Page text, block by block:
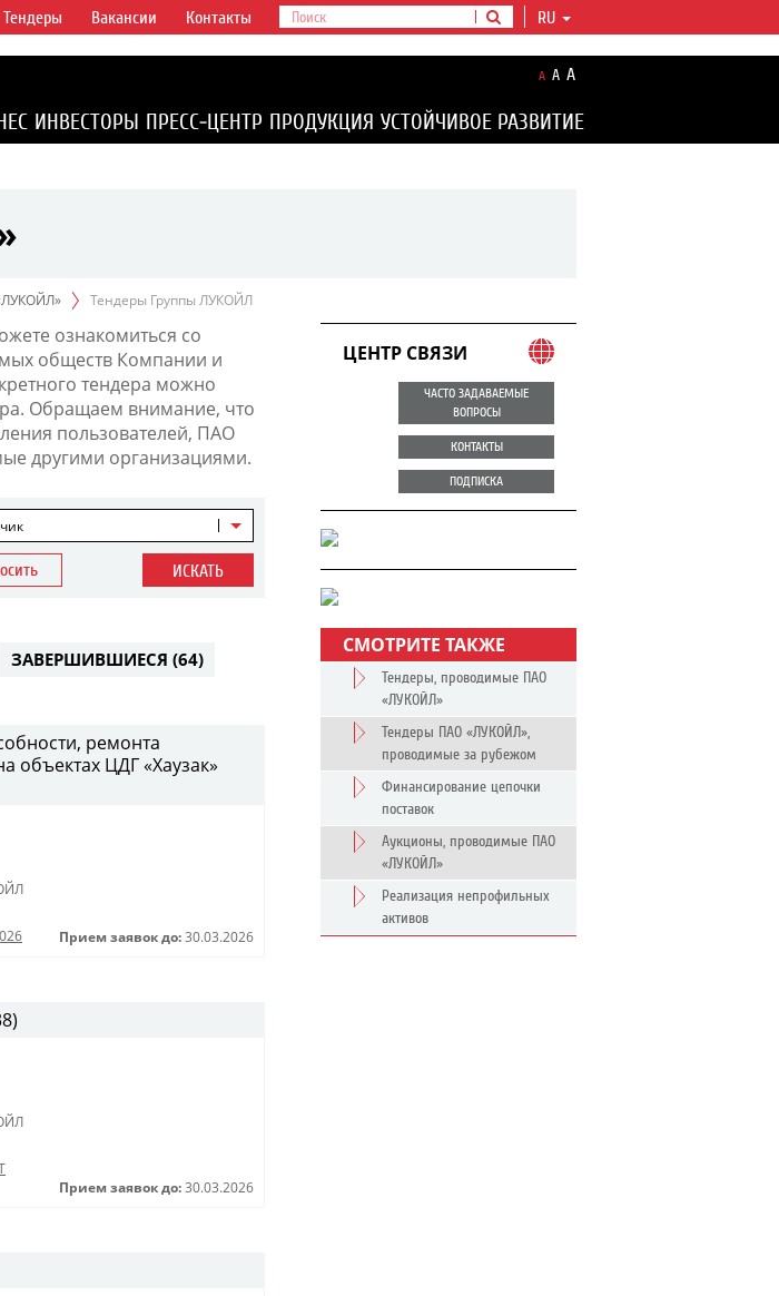
RU
Тендеры Вакансии Контакты
A A A
ИНВЕСТОРЫ ПРЕСС-ЦЕНТР ПРОДУКЦИЯ УСТОЙЧИВОЕ РАЗВИТИЕ
Тендеры Группы ЛУКОЙЛ
ознакомиться со
обществ Компании и
тендера можно
Обращаем внимание, что
пользователей, ПАО
другими организациями.
ИСКАТЬ
ЗАВЕРШИВШИЕСЯ (64)
ремонта
объектах ЦДГ «Хаузак»
Прием заявок до: 30.03.2026
Прием заявок до: 30.03.2026
ЦЕНТР СВЯЗИ
ЧАСТО ЗАДАВАЕМЫЕ
ВОПРОСЫ
КОНТАКТЫ
ПОДПИСКА
СМОТРИТЕ ТАКЖЕ
Тендеры, проводимые ПАО
«ЛУКОЙЛ»
Тендеры ПАО «ЛУКОЙЛ»,
проводимые за рубежом
Финансирование цепочки
поставок
Аукционы, проводимые ПАО
«ЛУКОЙЛ»
Реализация непрофильных
активов